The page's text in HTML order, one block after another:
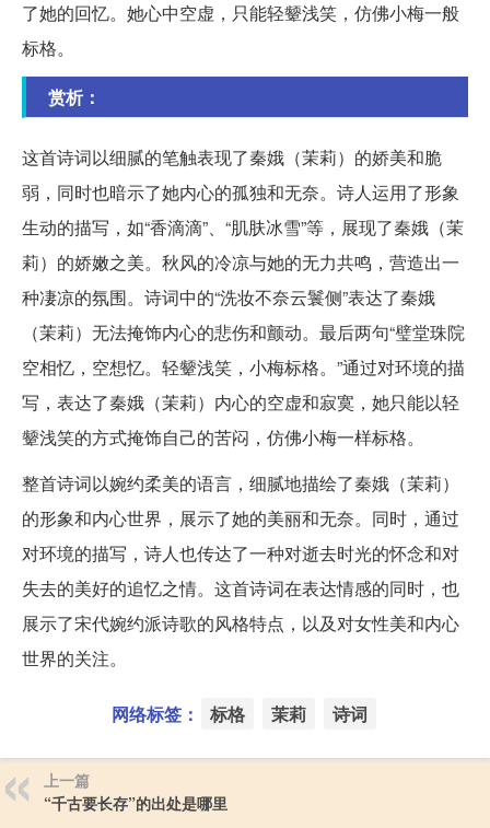
了她的回忆。她心中空虚，只能轻颦浅笑，仿佛小梅一般
标格。
赏析：
这首诗词以细腻的笔触表现了秦娥（茉莉）的娇美和脆
弱，同时也暗示了她内心的孤独和无奈。诗人运用了形象
生动的描写，如“香滴滴”、“肌肤冰雪”等，展现了秦娥（茉
莉）的娇嫩之美。秋风的冷凉与她的无力共鸣，营造出一
种凄凉的氛围。诗词中的“洗妆不奈云鬟侧”表达了秦娥
（茉莉）无法掩饰内心的悲伤和颤动。最后两句“璧堂珠院
空相忆，空想忆。轻颦浅笑，小梅标格。”通过对环境的描
写，表达了秦娥（茉莉）内心的空虚和寂寞，她只能以轻
颦浅笑的方式掩饰自己的苦闷，仿佛小梅一样标格。
整首诗词以婉约柔美的语言，细腻地描绘了秦娥（茉莉）
的形象和内心世界，展示了她的美丽和无奈。同时，通过
对环境的描写，诗人也传达了一种对逝去时光的怀念和对
失去的美好的追忆之情。这首诗词在表达情感的同时，也
展示了宋代婉约派诗歌的风格特点，以及对女性美和内心
世界的关注。
网络标签： 标格 茉莉 诗词
上一篇
“千古要长存”的出处是哪里